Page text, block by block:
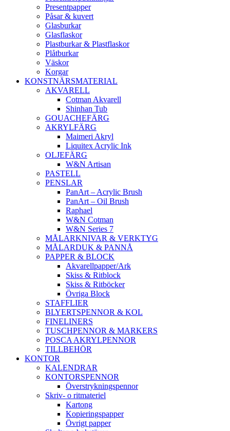
Presentpapper
Påsar & kuvert
Glasburkar
Glasflaskor
Plastburkar & Plastflaskor
Plåtburkar
Väskor
Korgar
KONSTNÄRSMATERIAL
AKVARELL
Cotman Akvarell
Shinhan Tub
GOUACHEFÄRG
AKRYLFÄRG
Maimeri Akryl
Liquitex Acrylic Ink
OLJEFÄRG
W&N Artisan
PASTELL
PENSLAR
PanArt – Acrylic Brush
PanArt – Oil Brush
Raphael
W&N Cotman
W&N Series 7
MÅLARKNIVAR & VERKTYG
MÅLARDUK & PANNÅ
PAPPER & BLOCK
Akvarellpapper/Ark
Skiss & Ritblock
Skiss & Ritböcker
Övriga Block
STAFFLIER
BLYERTSPENNOR & KOL
FINELINERS
TUSCHPENNOR & MARKERS
POSCA AKRYLPENNOR
TILLBEHÖR
KONTOR
KALENDRAR
KONTORSPENNOR
Överstrykningspennor
Skriv- o ritmateriel
Kartong
Kopieringspapper
Övrigt papper